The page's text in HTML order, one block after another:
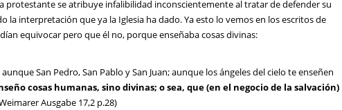
protestante se atribuye infalibilidad inconscientemente al tratar de defender su
la interpretación que ya la Iglesia ha dado. Ya esto lo vemos en los escritos de
equivocar pero que él no, porque enseñaba cosas divinas:
San Pedro, San Pablo y San Juan; aunque los ángeles del cielo te enseñen
cosas humanas, sino divinas; o sea, que (en el negocio de la salvación)
Ausgabe 17,2 p.28)